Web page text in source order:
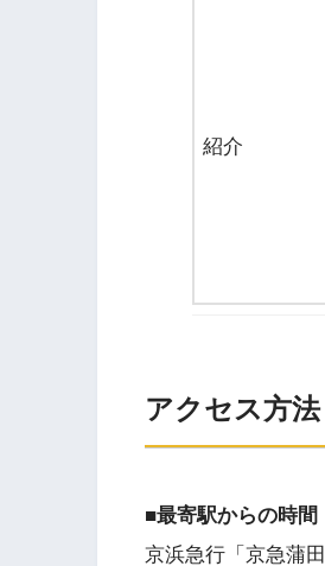
紹介
アクセス方法
■最寄駅からの時間
京浜急行「京急蒲